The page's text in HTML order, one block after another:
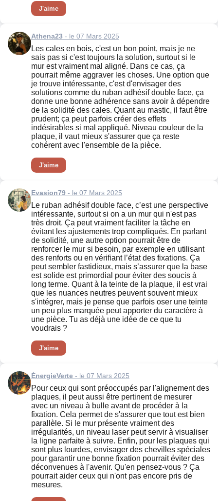
J'aime
Athena23 - le 07 Mars 2025
Les cales en bois, c'est un bon point, mais je ne
sais pas si c'est toujours la solution, surtout si le
mur est vraiment mal aligné. Dans ce cas, ça
pourrait même aggraver les choses. Une option que
je trouve intéressante, c'est d'envisager des
solutions comme du ruban adhésif double face, ça
donne une bonne adhérence sans avoir à dépendre
de la solidité des cales. Quant au mastic, il faut être
prudent; ça peut parfois créer des effets
indésirables si mal appliqué. Niveau couleur de la
plaque, il vaut mieux s'assurer que ça reste
cohérent avec l'ensemble de la pièce.
J'aime
Evasion79 - le 07 Mars 2025
Le ruban adhésif double face, c’est une perspective
intéressante, surtout si on a un mur qui n'est pas
très droit. Ça peut vraiment faciliter la tâche en
évitant les ajustements trop compliqués. En parlant
de solidité, une autre option pourrait être de
renforcer le mur si besoin, par exemple en utilisant
des renforts ou en vérifiant l’état des fixations. Ça
peut sembler fastidieux, mais s’assurer que la base
est solide est primordial pour éviter des soucis à
long terme. Quant à la teinte de la plaque, il est vrai
que les nuances neutres peuvent souvent mieux
s'intégrer, mais je pense que parfois oser une teinte
un peu plus marquée peut apporter du caractère à
une pièce. Tu as déjà une idée de ce que tu
voudrais ?
J'aime
ÉnergieVerte - le 07 Mars 2025
Pour ceux qui sont préoccupés par l'alignement des
plaques, il peut aussi être pertinent de mesurer
avec un niveau à bulle avant de procéder à la
fixation. Cela permet de s'assurer que tout est bien
parallèle. Si le mur présente vraiment des
irrégularités, un niveau laser peut servir à visualiser
la ligne parfaite à suivre. Enfin, pour les plaques qui
sont plus lourdes, envisager des chevilles spéciales
pour garantir une bonne fixation pourrait éviter des
déconvenues à l'avenir. Qu'en pensez-vous ? Ça
pourrait aider ceux qui n'ont pas encore pris de
mesures.